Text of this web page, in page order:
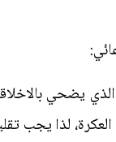
يضحي
العكرة، لذا